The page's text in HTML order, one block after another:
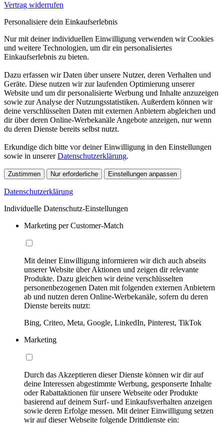
Vertrag widerrufen
Personalisiere dein Einkaufserlebnis
Nur mit deiner individuellen Einwilligung verwenden wir Cookies
und weitere Technologien, um dir ein personalisiertes
Einkaufserlebnis zu bieten.
Dazu erfassen wir Daten über unsere Nutzer, deren Verhalten und
Geräte. Diese nutzen wir zur laufenden Optimierung unserer
Website und um dir personalisierte Werbung und Inhalte anzuzeigen
sowie zur Analyse der Nutzungsstatistiken. Außerdem können wir
deine verschlüsselten Daten mit externen Anbietern abgleichen und
dir über deren Online-Werbekanäle Angebote anzeigen, nur wenn
du deren Dienste bereits selbst nutzt.
Erkundige dich bitte vor deiner Einwilligung in den Einstellungen
sowie in unsererDatenschutzerklärung.
Zustimmen Nur erforderliche Einstellungen anpassen
Datenschutzerklärung
Individuelle Datenschutz-Einstellungen
Marketing per Customer-Match
Mit deiner Einwilligung informieren wir dich auch abseits
unserer Website über Aktionen und zeigen dir relevante
Produkte. Dazu gleichen wir deine verschlüsselten
personenbezogenen Daten mit folgenden externen Anbietern
ab und nutzen deren Online-Werbekanäle, sofern du deren
Dienste bereits nutzt:
Bing, Criteo, Meta, Google, LinkedIn, Pinterest, TikTok
Marketing
Durch das Akzeptieren dieser Dienste können wir dir auf
deine Interessen abgestimmte Werbung, gesponserte Inhalte
oder Rabattaktionen für unsere Webseite oder Produkte
basierend auf deinem Surf- und Einkaufsverhalten anzeigen
sowie deren Erfolge messen. Mit deiner Einwilligung setzen
wir auf dieser Webseite folgende Drittdienste ein: